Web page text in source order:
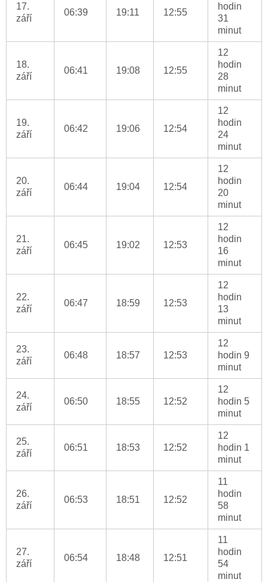
17.
září
06:39 19:11 12:55
hodin
31
minut
18.
září
06:41 19:08 12:55
12
hodin
28
minut
19.
září
06:42 19:06 12:54
12
hodin
24
minut
20.
září
06:44 19:04 12:54
12
hodin
20
minut
21.
září
06:45 19:02 12:53
12
hodin
16
minut
22.
září
06:47 18:59 12:53
12
hodin
13
minut
23.
září
06:48 18:57 12:53
12
hodin 9
minut
24.
září
06:50 18:55 12:52
12
hodin 5
minut
25.
září
06:51 18:53 12:52
12
hodin 1
minut
26.
září
06:53 18:51 12:52
11
hodin
58
minut
27.
září
06:54 18:48 12:51
11
hodin
54
minut